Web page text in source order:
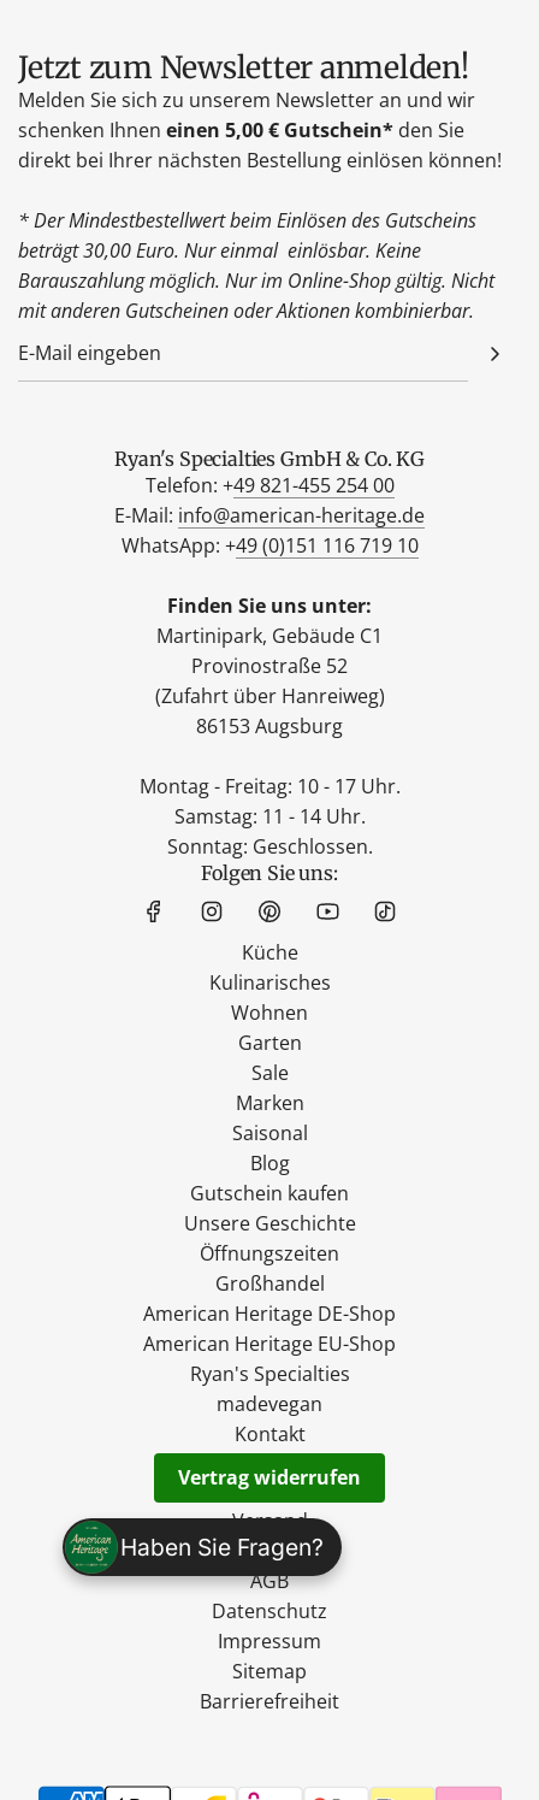
Haben Sie Fragen?
Jetzt zum Newsletter anmelden!
Melden Sie sich zu unserem Newsletter an und wir
schenken Ihnen einen 5,00 € Gutschein* den Sie
direkt bei Ihrer nächsten Bestellung einlösen können!
* Der Mindestbestellwert beim Einlösen des Gutscheins
beträgt 30,00 Euro. Nur einmal einlösbar. Keine
Barauszahlung möglich. Nur im Online-Shop gültig. Nicht
mit anderen Gutscheinen oder Aktionen kombinierbar.
Ryan's Specialties GmbH & Co. KG
Telefon: +49 821-455 254 00
E-Mail: info@american-heritage.de
WhatsApp: +49 (0)151 116 719 10
Finden Sie uns unter:
Martinipark, Gebäude C1
Provinostraße 52
(Zufahrt über Hanreiweg)
86153 Augsburg
Montag - Freitag: 10 - 17 Uhr.
Samstag: 11 - 14 Uhr.
Sonntag: Geschlossen.
Folgen Sie uns:
Küche
Kulinarisches
Wohnen
Garten
Sale
Marken
Saisonal
Blog
Gutschein kaufen
Unsere Geschichte
Öffnungszeiten
Großhandel
American Heritage DE-Shop
American Heritage EU-Shop
Ryan's Specialties
madevegan
Kontakt
Vertrag widerrufen
Versand
Widerruf
AGB
Datenschutz
Impressum
Sitemap
Barrierefreiheit